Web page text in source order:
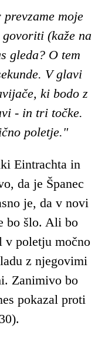
moje
(kaže na
gleda? O tem
V glavi
ki bodo z
- in tri točke.
poletje."
Eintrachta in
da je Španec
je, da v novi
bo šlo. Ali bo
v poletju močno
z njegovimi
Zanimivo bo
pokazal proti